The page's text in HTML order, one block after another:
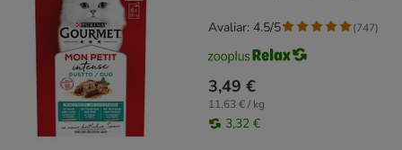
3,49 €
11,63 € / kg
3,32 €
Avaliar: 4.5/5 (747)